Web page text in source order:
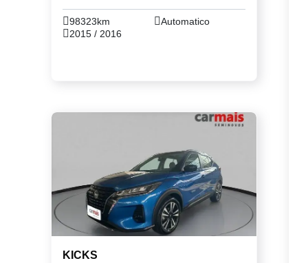
98323km
Automatico
2015 / 2016
KICKS